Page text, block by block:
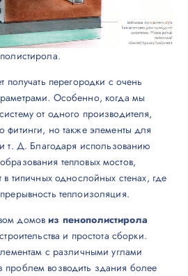
получать перегородки с очень
Особенно, когда мы
от одного производителя,
фитинги, но также элементы для
т. Д. Благодаря использованию
тепловых мостов,
в типичных однослойных стенах, где
теплоизоляция.
домовиз пенополистирола
и простота сборки.
с различными углами
возводить здания более